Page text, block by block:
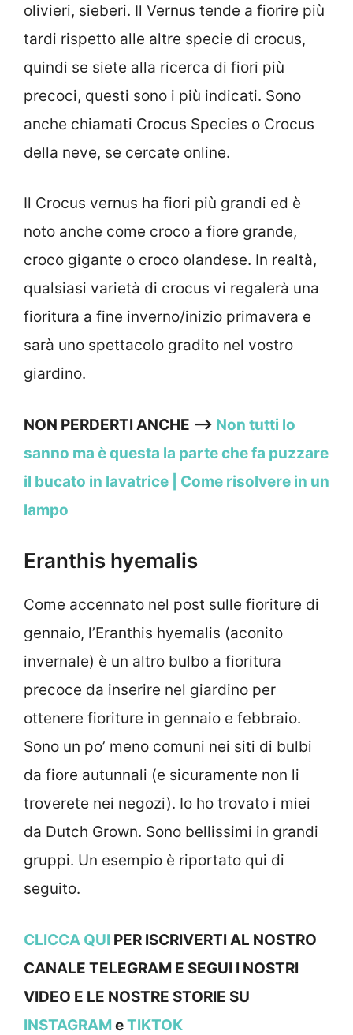
olivieri, sieberi. Il Vernus tende a fiorire più
tardi rispetto alle altre specie di crocus,
quindi se siete alla ricerca di fiori più
precoci, questi sono i più indicati. Sono
anche chiamati Crocus Species o Crocus
della neve, se cercate online.
Il Crocus vernus ha fiori più grandi ed è
noto anche come croco a fiore grande,
croco gigante o croco olandese. In realtà,
qualsiasi varietà di crocus vi regalerà una
fioritura a fine inverno/inizio primavera e
sarà uno spettacolo gradito nel vostro
giardino.
NON PERDERTI ANCHE –> Non tutti lo
sanno ma è questa la parte che fa puzzare
il bucato in lavatrice | Come risolvere in un
lampo
Eranthis hyemalis
Come accennato nel post sulle fioriture di
gennaio, l’Eranthis hyemalis (aconito
invernale) è un altro bulbo a fioritura
precoce da inserire nel giardino per
ottenere fioriture in gennaio e febbraio.
Sono un po’ meno comuni nei siti di bulbi
da fiore autunnali (e sicuramente non li
troverete nei negozi). Io ho trovato i miei
da Dutch Grown. Sono bellissimi in grandi
gruppi. Un esempio è riportato qui di
seguito.
CLICCA QUI PER ISCRIVERTI AL NOSTRO
CANALE TELEGRAM E SEGUI I NOSTRI
VIDEO E LE NOSTRE STORIE SU
INSTAGRAMeTIKTOK